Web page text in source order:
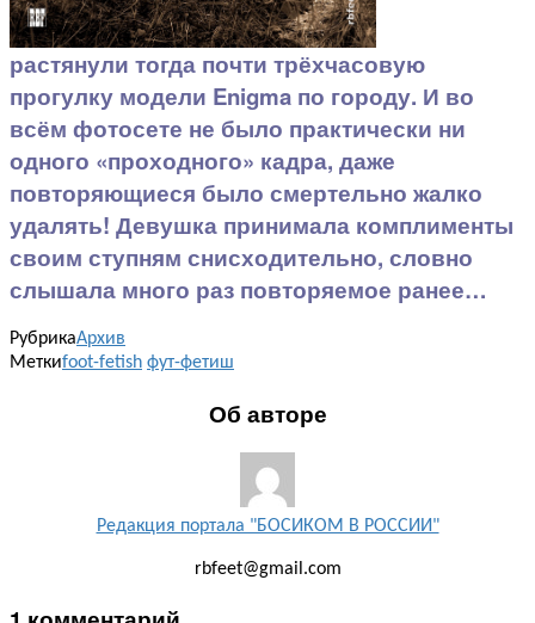
растянули тогда почти трёхчасовую
прогулку модели Enigma по городу. И во
всём фотосете не было практически ни
одного «проходного» кадра, даже
повторяющиеся было смертельно жалко
удалять! Девушка принимала комплименты
своим ступням снисходительно, словно
слышала много раз повторяемое ранее…
РубрикаАрхив
Меткиfoot-fetish фут-фетиш
Об авторе
Редакция портала "БОСИКОМ В РОССИИ"
rbfeet@gmail.com